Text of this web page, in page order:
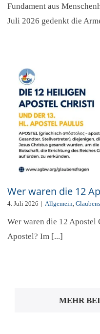
Fundament aus
Juli 2026 gedenkt die
Wer waren die 12
4. Juli 2026 | Allgemein
Wer waren die 12 Apostel
Apostel? Im [...]
MEHR